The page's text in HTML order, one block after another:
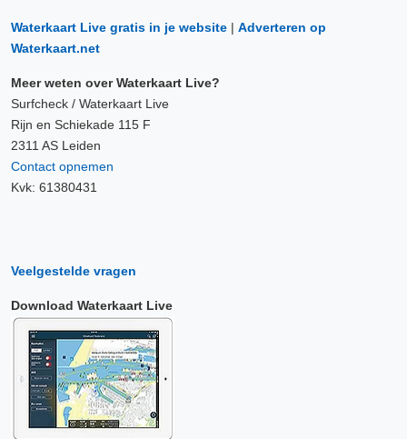
Waterkaart Live gratis in je website | Adverteren op
Waterkaart.net
Meer weten over Waterkaart Live?
Surfcheck / Waterkaart Live
Rijn en Schiekade 115 F
2311 AS Leiden
Contact opnemen
Kvk: 61380431
Veelgestelde vragen
Download Waterkaart Live